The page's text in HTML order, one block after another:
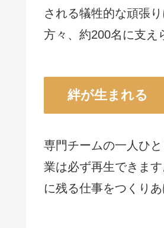
される犠牲的な頑張
方々、約200名に支え
絆が生まれる
専門チームの一人ひ
業は必ず再生できま
に残る仕事をつくり